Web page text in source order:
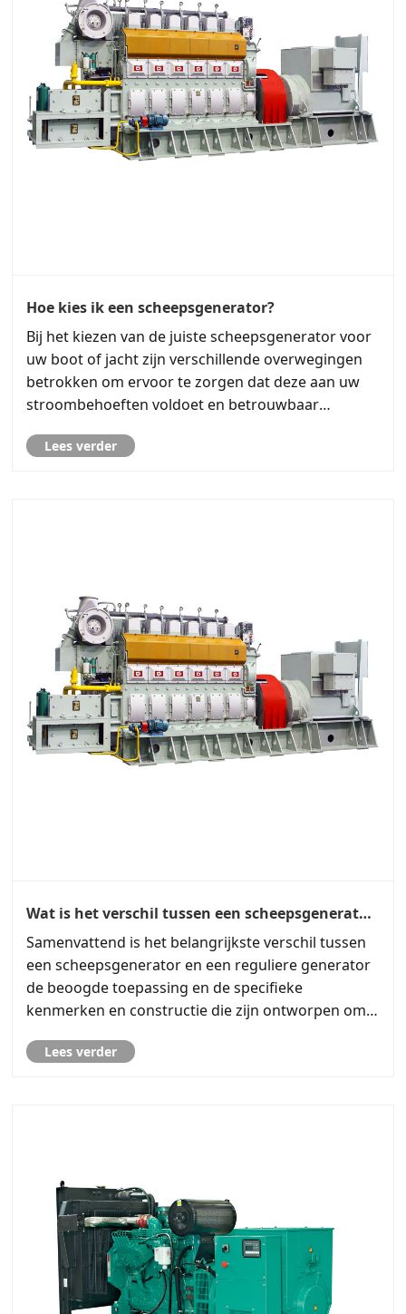
Hoe kies ik een scheepsgenerator?
Bij het kiezen van de juiste scheepsgenerator voor
uw boot of jacht zijn verschillende overwegingen
betrokken om ervoor te zorgen dat deze aan uw
stroombehoeften voldoet en betrouwbaar
enkele stappen die u kunnen helpen een
Lees verder
Wat is het verschil tussen een scheepsgenerator
Samenvattend is het belangrijkste verschil tussen
een scheepsgenerator en een reguliere generator
de beoogde toepassing en de specifieke
kenmerken en constructie die zijn ontworpen om
omgevingen te voldoen. Scheepsgeneratoren zijn
Lees verder